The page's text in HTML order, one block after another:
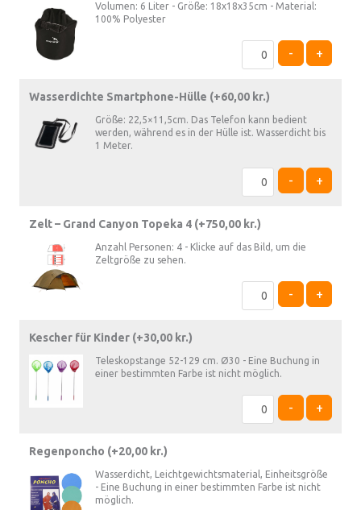
Volumen: 6 Liter - Größe: 18x18x35cm - Material:
100% Polyester
- +
Wasserdichte Smartphone-Hülle (+60,00 kr.)
Größe: 22,5×11,5cm. Das Telefon kann bedient
werden, während es in der Hülle ist. Wasserdicht bis
1 Meter.
- +
Zelt – Grand Canyon Topeka 4 (+750,00 kr.)
Anzahl Personen: 4 - Klicke auf das Bild, um die
Zeltgröße zu sehen.
- +
Kescher für Kinder (+30,00 kr.)
Teleskopstange 52-129 cm. Ø30 - Eine Buchung in
einer bestimmten Farbe ist nicht möglich.
- +
Regenponcho (+20,00 kr.)
Wasserdicht, Leichtgewichtsmaterial, Einheitsgröße
- Eine Buchung in einer bestimmten Farbe ist nicht
möglich.